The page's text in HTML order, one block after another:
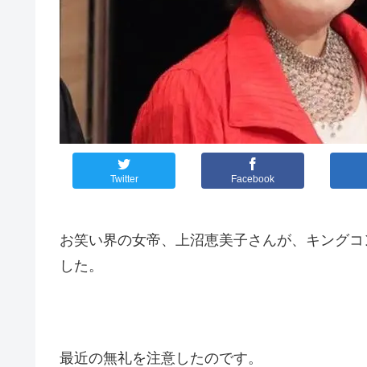
Twitter Facebook
お笑い界の女帝、上沼恵美子さんが、キング
した。
最近の無礼を注意したのです。